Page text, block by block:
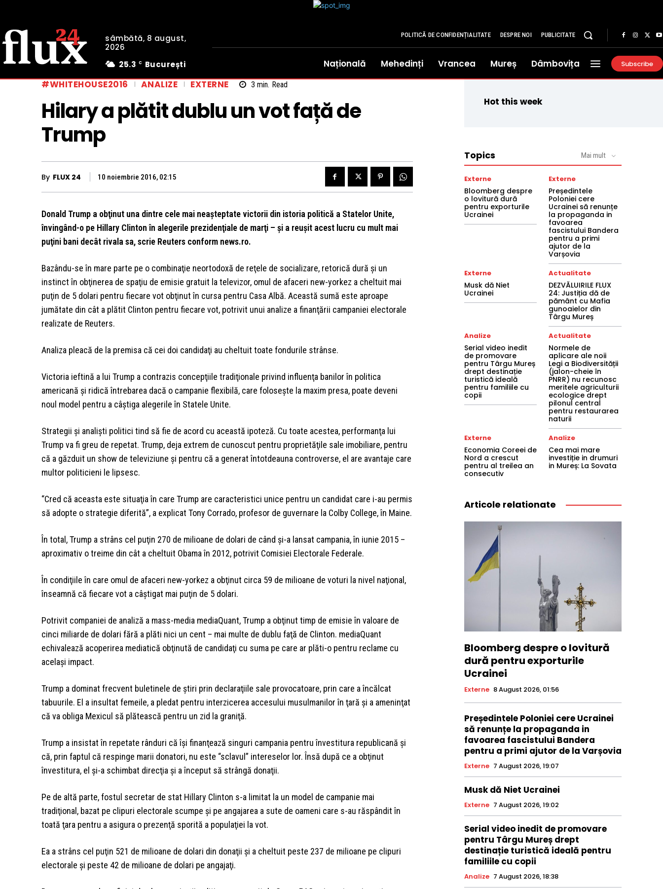
sâmbătă, 8 august,
2026
25.3 C București
POLITICĂ DE CONFIDENȚIALITATE DESPRE NOI PUBLICITATE
Națională Mehedinți Vrancea Mureș Dâmbovița Subscribe
#WHITEHOUSE2016 ANALIZE EXTERNE 3 min. Read
Hilary a plătit dublu un vot față de
Trump
By FLUX 24 10 noiembrie 2016, 02:15
Donald Trump a obţinut una dintre cele mai neaşteptate victorii din istoria politică a Statelor Unite,
învingând-o pe Hillary Clinton în alegerile prezidenţiale de marţi – şi a reuşit acest lucru cu mult mai
puţini bani decât rivala sa, scrie Reuters conform news.ro.
Bazându-se în mare parte pe o combinaţie neortodoxă de reţele de socializare, retorică dură şi un
instinct în obţinerea de spaţiu de emisie gratuit la televizor, omul de afaceri new-yorkez a cheltuit mai
puţin de 5 dolari pentru fiecare vot obţinut în cursa pentru Casa Albă. Această sumă este aproape
jumătate din cât a plătit Clinton pentru fiecare vot, potrivit unui analize a finanţării campaniei electorale
realizate de Reuters.
Analiza pleacă de la premisa că cei doi candidaţi au cheltuit toate fondurile strânse.
Victoria ieftină a lui Trump a contrazis concepţiile tradiţionale privind influenţa banilor în politica
americană şi ridică întrebarea dacă o campanie flexibilă, care foloseşte la maxim presa, poate deveni
noul model pentru a câştiga alegerile în Statele Unite.
Strategii şi analişti politici tind să fie de acord cu această ipoteză. Cu toate acestea, performanţa lui
Trump va fi greu de repetat. Trump, deja extrem de cunoscut pentru proprietăţile sale imobiliare, pentru
că a găzduit un show de televiziune şi pentru că a generat întotdeauna controverse, el are avantaje care
multor politicieni le lipsesc.
“Cred că aceasta este situaţia în care Trump are caracteristici unice pentru un candidat care i-au permis
să adopte o strategie diferită”, a explicat Tony Corrado, profesor de guvernare la Colby College, în Maine.
În total, Trump a strâns cel puţin 270 de milioane de dolari de când şi-a lansat campania, în iunie 2015 –
aproximativ o treime din cât a cheltuit Obama în 2012, potrivit Comisiei Electorale Federale.
În condiţiile în care omul de afaceri new-yorkez a obţinut circa 59 de milioane de voturi la nivel naţional,
înseamnă că fiecare vot a câştigat mai puţin de 5 dolari.
Potrivit companiei de analiză a mass-media mediaQuant, Trump a obţinut timp de emisie în valoare de
cinci miliarde de dolari fără a plăti nici un cent – mai multe de dublu faţă de Clinton. mediaQuant
echivalează acoperirea mediatică obţinută de candidaţi cu suma pe care ar plăti-o pentru reclame cu
acelaşi impact.
Trump a dominat frecvent buletinele de ştiri prin declaraţiile sale provocatoare, prin care a încălcat
tabuurile. El a insultat femeile, a pledat pentru interzicerea accesului musulmanilor în ţară şi a ameninţat
că va obliga Mexicul să plătească pentru un zid la graniţă.
Trump a insistat în repetate rânduri că îşi finanţează singuri campania pentru învestitura republicană şi
că, prin faptul că respinge marii donatori, nu este “sclavul” intereselor lor. Însă după ce a obţinut
învestitura, el şi-a schimbat direcţia şi a început să strângă donaţii.
Pe de altă parte, fostul secretar de stat Hillary Clinton s-a limitat la un model de campanie mai
tradiţional, bazat pe clipuri electorale scumpe şi pe angajarea a sute de oameni care s-au răspândit în
toată ţara pentru a asigura o prezenţă sporită a populaţiei la vot.
Ea a strâns cel puţin 521 de milioane de dolari din donaţii şi a cheltuit peste 237 de milioane pe clipuri
electorale şi peste 42 de milioane de dolari pe angajaţi.
Hot this week
Topics Mai mult
Externe
Bloomberg despre
o lovitură dură
pentru exporturile
Ucrainei
Externe
Președintele
Poloniei cere
Ucrainei să renunțe
la propaganda in
favoarea
fascistului Bandera
pentru a primi
ajutor de la
Varșovia
Externe
Musk dă Niet
Ucrainei
Actualitate
DEZVĂLUIRILE FLUX
24: Justiția dă de
pământ cu Mafia
gunoaielor din
Târgu Mureș
Analize
Serial video inedit
de promovare
pentru Târgu Mureș
drept destinație
turistică ideală
pentru familiile cu
copii
Actualitate
Normele de
aplicare ale noii
Legi a Biodiversității
(jalon-cheie în
PNRR) nu recunosc
meritele agriculturii
ecologice drept
pilonul central
pentru restaurarea
naturii
Externe
Economia Coreei de
Nord a crescut
pentru al treilea an
consecutiv
Analize
Cea mai mare
investiție in drumuri
in Mureș: La Sovata
Articole relationate
Bloomberg despre o lovitură
dură pentru exporturile
Ucrainei
Externe 8 August 2026, 01:56
Președintele Poloniei cere Ucrainei
să renunțe la propaganda in
favoarea fascistului Bandera
pentru a primi ajutor de la Varșovia
Externe 7 August 2026, 19:07
Musk dă Niet Ucrainei
Externe 7 August 2026, 19:02
Serial video inedit de promovare
pentru Târgu Mureș drept
destinație turistică ideală pentru
familiile cu copii
Analize 7 August 2026, 18:38